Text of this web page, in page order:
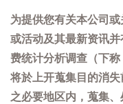
为提供您有关本公司
或活动及其最新资讯
费统计分析调查（下
将於上开蒐集目的消
之必要地区内，蒐集